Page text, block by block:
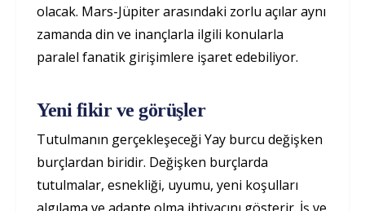
olacak. Mars-Jüpiter arasındaki zorlu açılar aynı
zamanda din ve inançlarla ilgili konularla
paralel fanatik girişimlere işaret edebiliyor.
Yeni fikir ve görüşler
Tutulmanın gerçekleşeceği Yay burcu değişken
burçlardan biridir. Değişken burçlarda
tutulmalar, esnekliği, uyumu, yeni koşulları